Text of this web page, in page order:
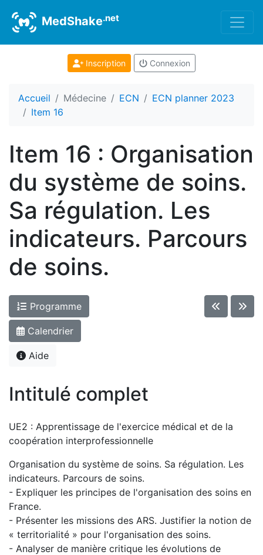
MedShake.net
Inscription Connexion
Accueil Médecine ECN
ECN planner 2023
Item 16
Item 16 : Organisation
du système de soins.
Sa régulation. Les
indicateurs. Parcours
de soins.
Programme
Calendrier
Aide
Intitulé complet
UE2 : Apprentissage de l'exercice médical et de la
coopération interprofessionnelle
Organisation du système de soins. Sa régulation. Les
indicateurs. Parcours de soins.
- Expliquer les principes de l'organisation des soins en
France.
- Présenter les missions des ARS. Justifier la notion de
« territorialité » pour l'organisation des soins.
- Analyser de manière critique les évolutions de